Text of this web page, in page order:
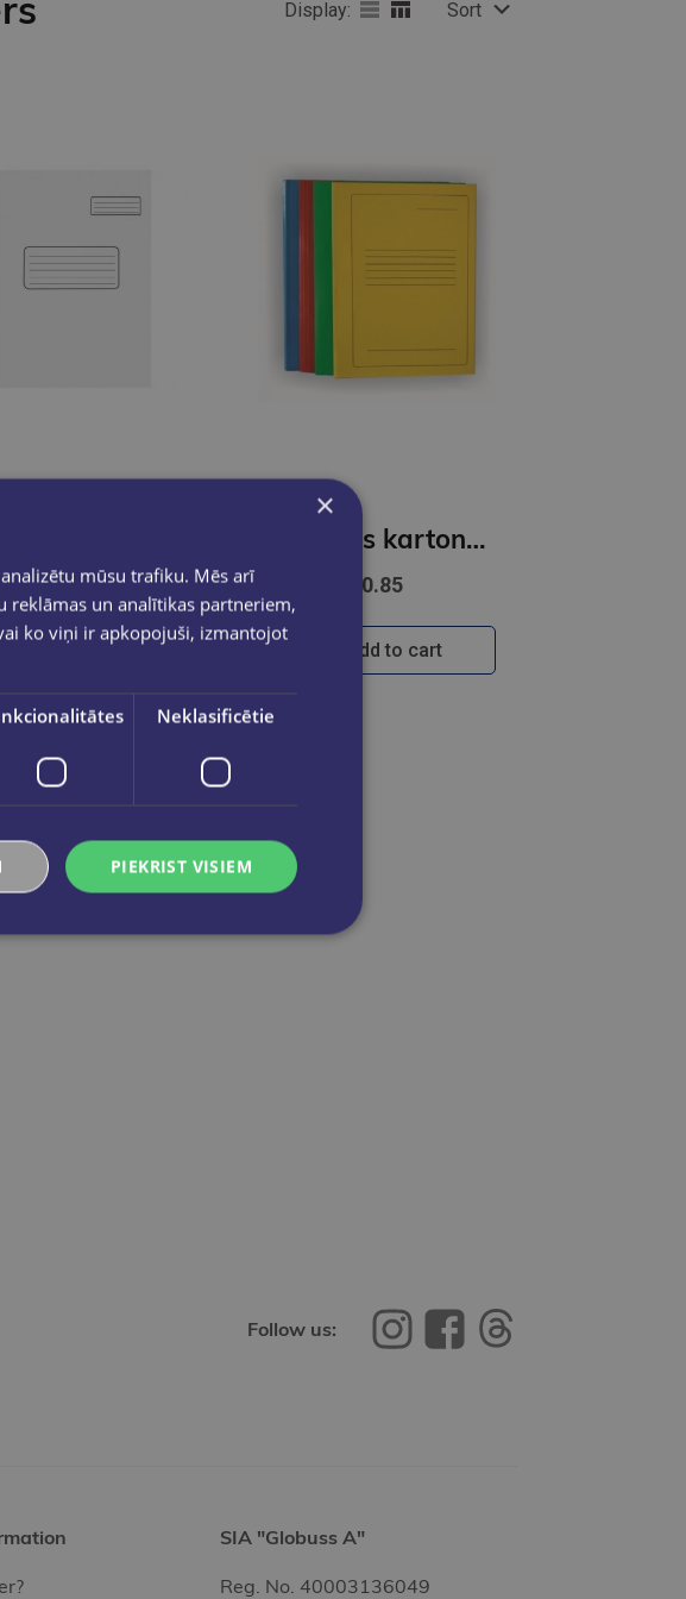
Display: Sort
€0.80
Add to cart
Ātršuvējs kartona A4 | Krāsains
€0.85
Add to cart
Follow us:
SIA "Globuss A"
Reg. No. 40003136049
×
mūsu trafiku. Mēs arī
un analītikas partneriem,
ko viņi ir apkopojuši, izmantojot
Neklasificētie
PIEKRIST VISIEM